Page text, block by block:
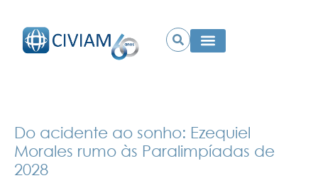
Do acidente ao sonho: Ezequiel
Morales rumo às Paralimpíadas de
2028